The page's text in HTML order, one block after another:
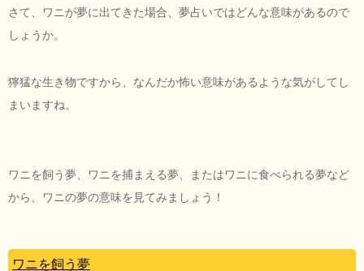
さて、ワニが夢に出てきた場合、夢占いではどんな意味があるので
しょうか。
獰猛な生き物ですから、なんだか怖い意味があるような気がしてし
まいますね。
ワニを飼う夢、ワニを捕まえる夢、またはワニに食べられる夢など
から、ワニの夢の意味を見てみましょう！
ワニを飼う夢